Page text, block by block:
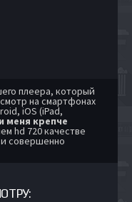
плеера, который
на смартфонах
iOS (iPad,
меня крепче
hd 720 качестве
совершенно